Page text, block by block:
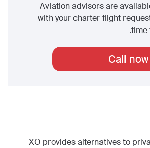
Aviation advisors are
with your charter flight
time
Call now
XO provides alternatives to